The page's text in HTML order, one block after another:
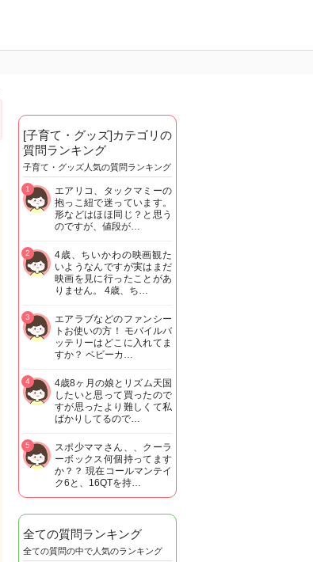
[子育て・グッズ]カテゴリの
質問ランキング
子育て・グッズ人気の質問ランキング
エアリコ、タックマミーの
抱っこ紐で迷っています。
形などはほほ同じ？と思う
のですが、値段が…
1
4歳、ちいかわの映画観た
いようなんですが実はまだ
映画を見に行ったことがあ
りません。 4歳、ち…
2
エアラブなどのファンシー
トお使いの方！ モバイルバ
ッテリーはどこに入れてま
すか？ ベビーカ…
3
4歳8ヶ月の娘とリズム天国
したいと思って買ったので
すが思ったより難しくて私
ばかりしてるので…
4
スポ少ママさん、、クーラ
ーボックス何個持ってます
か？？ 現在コールマンテイ
ク6と、16QTを持…
5
全ての質問ランキング
全ての質問の中で人気のランキング